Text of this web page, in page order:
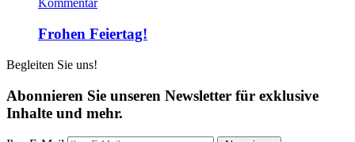
Kommentar
Frohen Feiertag!
Begleiten Sie uns!
Abonnieren Sie unseren Newsletter für exklusive
Inhalte und mehr.